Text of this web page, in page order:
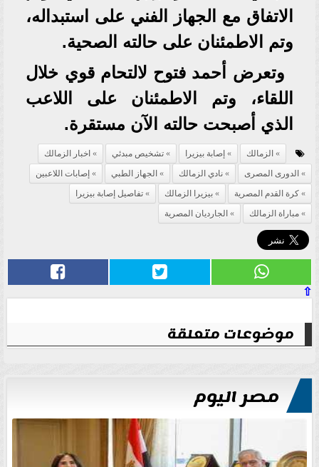
الاتفاق مع الجهاز الفني على استبداله،
وتم الاطمئنان على حالته الصحية.
وتعرض أحمد فتوح لالتحام قوي خلال
اللقاء، وتم الاطمئنان على اللاعب
الذي أصبحت حالته الآن مستقرة.
الزمالك إصابة بيزيرا تشخيص مبدئي
اخبار الزمالك
الدورى المصرى
نادي الزمالك الجهاز الطبي
إصابات اللاعبين
كرة القدم المصرية
بيزيرا الزمالك
تفاصيل إصابة بيزيرا
مباراة الزمالك
الجارديان المصرية
⇧
موضوعات متعلقة
مصر اليوم